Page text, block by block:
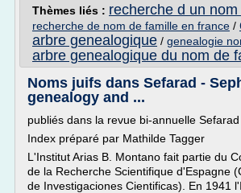
Thèmes liés : recherche d un
recherche de nom de famille en france /
arbre genealogique / genealogie
arbre genealogique du nom de
Noms juifs dans Sefarad -
genealogy and ...
publiés dans la revue bi-annuelle Sefarad
Index préparé par Mathilde Tagger
L'Institut Arias B. Montano fait partie du
de la Recherche Scientifique d'Espagne
de Investigaciones Cientificas). En 1941